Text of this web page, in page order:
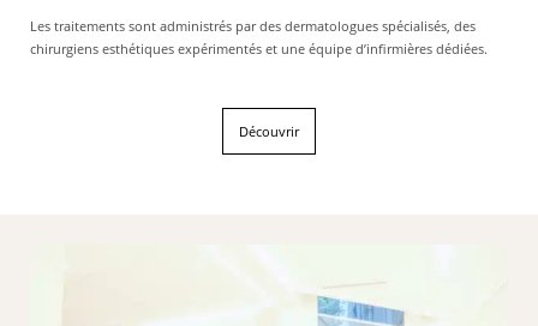
Les traitements sont administrés par des dermatologues spécialisés, des
chirurgiens esthétiques expérimentés et une équipe d’infirmières dédiées.
Découvrir